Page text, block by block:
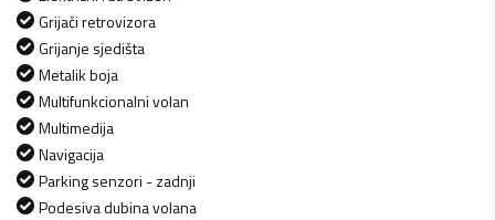
Grijači retrovizora
Grijanje sjedišta
Metalik boja
Multifunkcionalni volan
Multimedija
Navigacija
Parking senzori - zadnji
Podesiva dubina volana